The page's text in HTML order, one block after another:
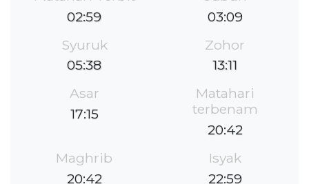
02:59
03:09
Syuruk
05:38
Zohor
13:11
Asar
17:15
Matahari
terbenam
20:42
Maghrib
20:42
Isyak
22:59